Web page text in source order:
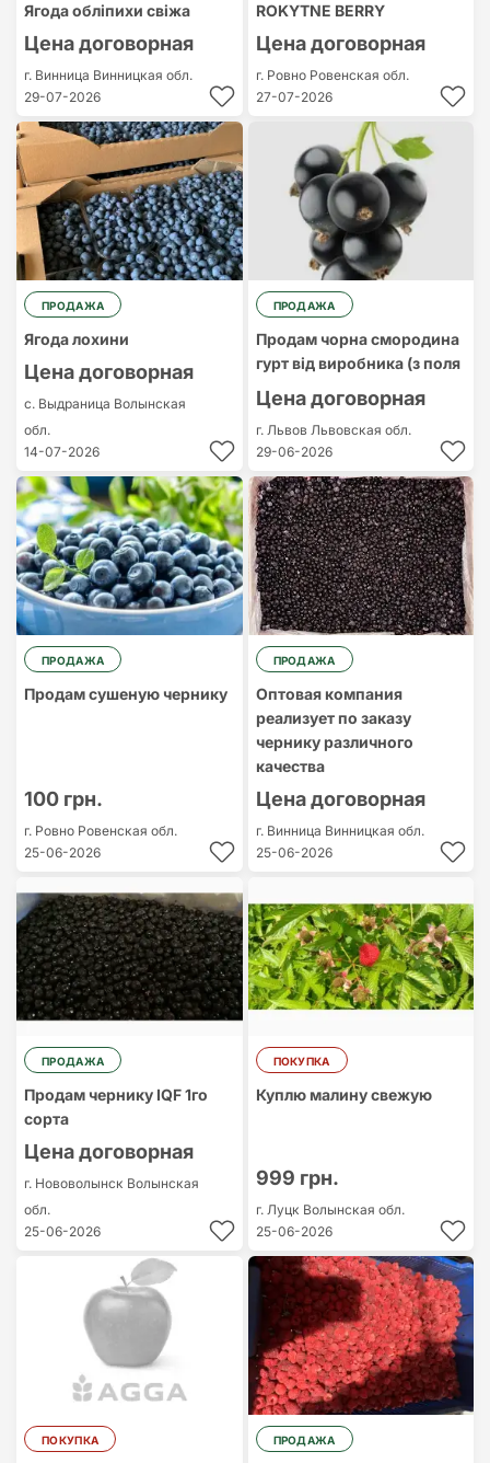
Ягода обліпихи свіжа
Цена договорная
г. Винница Винницкая обл.
29-07-2026
ROKYTNE BERRY
Цена договорная
г. Ровно Ровенская обл.
27-07-2026
ПРОДАЖА
Ягода лохини
Цена договорная
с. Выдраница Волынская
обл.
14-07-2026
ПРОДАЖА
Продам чорна смородина
гурт від виробника (з поля
Цена договорная
г. Львов Львовская обл.
29-06-2026
ПРОДАЖА
Продам сушеную чернику
100 грн.
г. Ровно Ровенская обл.
25-06-2026
ПРОДАЖА
Оптовая компания
реализует по заказу
чернику различного
качества
Цена договорная
г. Винница Винницкая обл.
25-06-2026
ПРОДАЖА
Продам чернику IQF 1го
сорта
Цена договорная
г. Нововолынск Волынская
обл.
25-06-2026
ПОКУПКА
Куплю малину свежую
999 грн.
г. Луцк Волынская обл.
25-06-2026
ПОКУПКА ПРОДАЖА